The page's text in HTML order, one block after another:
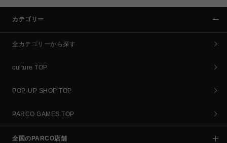
カテゴリー
全カテゴリーから探す
culture TOP
POP-UP SHOP TOP
PARCO GAMES TOP
全国のPARCO店舗